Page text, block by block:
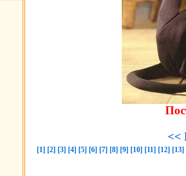
<<
[1] [2] [3] [4] [5] [6] [7] [8] [9] [10] [11] [12] [13]